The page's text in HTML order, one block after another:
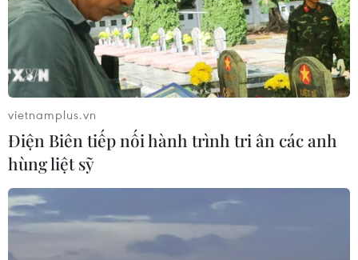
vietnamplus.vn
Điện Biên tiếp nối hành trình tri ân các anh
hùng liệt sỹ